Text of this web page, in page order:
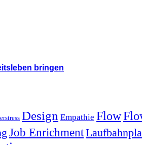
bringen
Design Empathie Flow
Job Enrichment